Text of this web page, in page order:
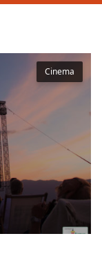
Cinema